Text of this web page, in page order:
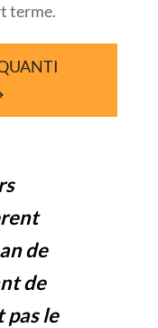
terme.
de
de
pas le